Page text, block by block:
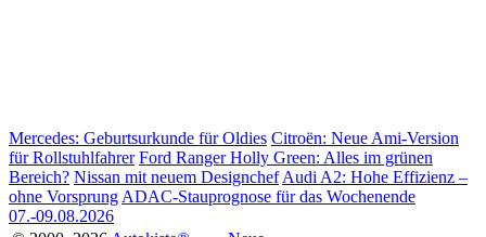
Mercedes: Geburtsurkunde für Oldies Citroën: Neue Ami-Version
für Rollstuhlfahrer Ford Ranger Holly Green: Alles im grünen
Bereich? Nissan mit neuem Designchef Audi A2: Hohe Effizienz –
ohne Vorsprung ADAC-Stauprognose für das Wochenende
07.-09.08.2026